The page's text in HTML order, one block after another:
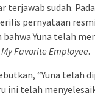
terjawab sudah.
pernyataan
Yuna telah
My Favorite Employee.
“Yuna telah
ini telah